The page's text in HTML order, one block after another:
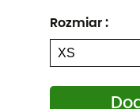
Rozmiar :